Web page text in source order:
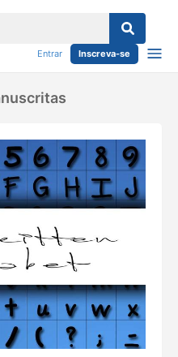
Entrar Inscreva-se